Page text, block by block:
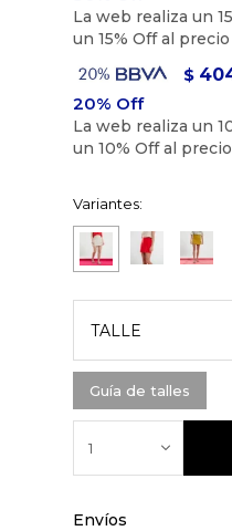
$
Variantes:
TALLE
Guía de talles
1
Envíos